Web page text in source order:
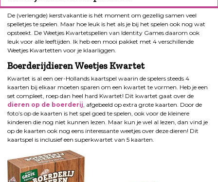
De (verlengde) kerstvakantie is hét moment om gezellig samen veel
spelletjes te spelen. Maar hoe leuk is het als je bij het spelen ook nog wat
opsteekt. De Weetjes Kwartetspellen van Identity Games daarom ook
leuk voor alle leeftijden. Ik heb een mooi pakket met 4 verschillende
Weetjes Kwartetten voor je klaarliggen.
Boerderijdieren Weetjes Kwartet
Kwartet is al een oer-Hollands kaartspel waarin de spelers steeds 4
kaarten bij elkaar moeten sparen om een kwartet te vormen. Heb je een
set compleet, roep dan heel hard Kwartet! Dit kwartet gaat over de
dieren op de boerderij , afgebeeld op extra grote kaarten. Door de
foto’s op de kaarten is het spel goed te spelen, ook voor de kleinere
kinderen die nog niet kunnen lezen. Maar kun je wel al lezen, dan vind je
op de kaarten ook nog eens interessante weetjes over deze dieren! Dit
kaartspel is inclusief een superkwartet van 5 kaarten.